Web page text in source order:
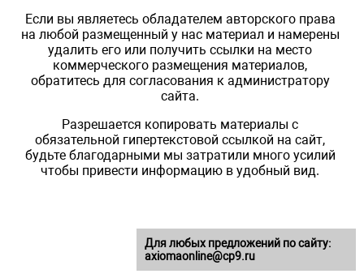
Если вы являетесь обладателем авторского права
на любой размещенный у нас материал и намерены
удалить его или получить ссылки на место
коммерческого размещения материалов,
обратитесь для согласования к администратору
сайта.
Разрешается копировать материалы с
обязательной гипертекстовой ссылкой на сайт,
будьте благодарными мы затратили много усилий
чтобы привести информацию в удобный вид.
Для любых предложений по сайту:
axiomaonline@cp9.ru